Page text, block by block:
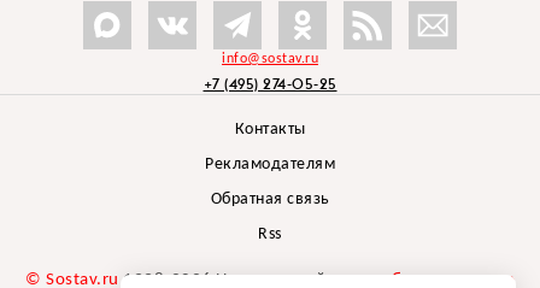
info@sostav.ru
+7 (495) 274-05-25
Контакты
Рекламодателям
Обратная связь
Rss
© Sostav.ru 1998-2026 Независимый проектбрендингового